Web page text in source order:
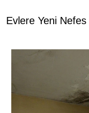
Evlere Yeni Nefes